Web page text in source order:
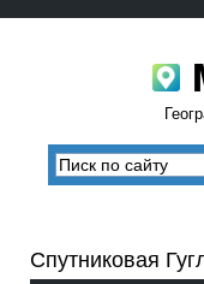
Спутниковая